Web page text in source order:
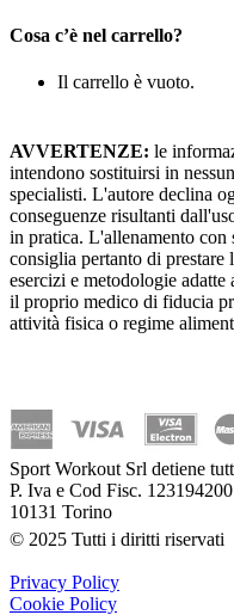
Cosa c’è nel carrello?
Il carrello è vuoto.
AVVERTENZE: le
intendono sostituirsi in
specialisti. L'autore declina
conseguenze risultanti
in pratica. L'allenamento con
consiglia pertanto di prestare
esercizi e metodologie
il proprio medico di fiducia
attività fisica o regime
Sport Workout Srl detiene
P. Iva e Cod Fisc.
10131 Torino
© 2025 Tutti i diritti riservati
Privacy Policy
Cookie Policy